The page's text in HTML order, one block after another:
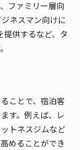
ファミリー層向
ネスマン向けに
供するなど、タ
ことで、宿泊客
す。例えば、レ
トネスジムなど
めることができ